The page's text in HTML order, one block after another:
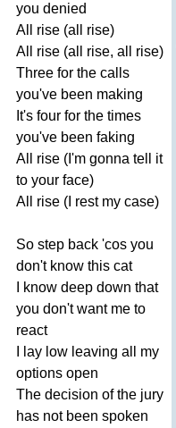
you denied
All
rise (all rise)
All
rise (all rise, all rise)
Three for the calls
you've been making
It's four for the times
you've been faking
All
rise ( I'm gonna tell
it
to your face)
All
rise ( rest my case)
So step back 'cos you
don't know this cat
know deep down that
you don't want me to
react
lay low leaving all
my
options open
The decision of the jury
has not been spoken